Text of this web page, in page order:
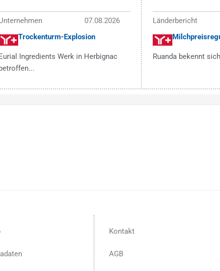
07.08.2026
Trockenturm-Explosion
Ingredients Werk in Herbignac
Länderbericht
Ruanda bekennt
Kontakt
AGB